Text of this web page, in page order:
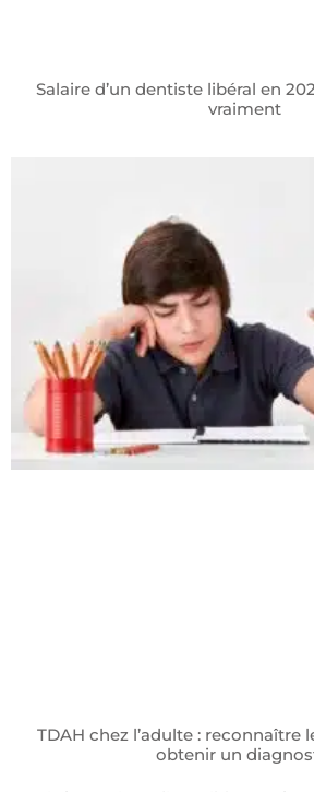
Salaire d’un dentiste libéral en
vraiment
TDAH chez l’adulte : reconnaître
obtenir un